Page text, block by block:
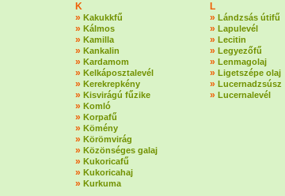
K
» Kakukkfű
» Kálmos
» Kamilla
» Kankalin
» Kardamom
» Kelkáposztalevél
» Kerekrepkény
» Kisvirágú fűzike
» Komló
» Korpafű
» Kömény
» Körömvirág
» Közönséges galaj
» Kukoricafű
» Kukoricahaj
» Kurkuma
L
» Lándzsás útifű
» Lapulevél
» Lecitin
» Legyezőfű
» Lenmagolaj
» Ligetszépe olaj
» Lucernadzsúsz
» Lucernalevél